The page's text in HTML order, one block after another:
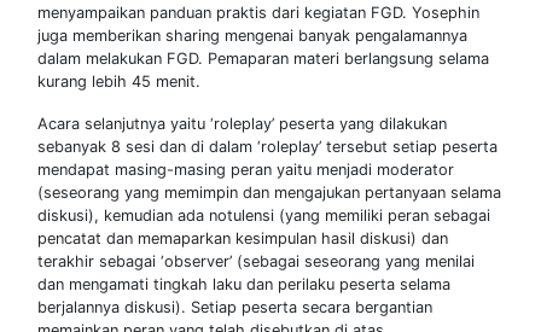
menyampaikan panduan praktis dari kegiatan FGD. Yosephin
juga memberikan sharing mengenai banyak pengalamannya
dalam melakukan FGD. Pemaparan materi berlangsung selama
kurang lebih 45 menit.
Acara selanjutnya yaitu ‘roleplay’ peserta yang dilakukan
sebanyak 8 sesi dan di dalam ‘roleplay’ tersebut setiap peserta
mendapat masing-masing peran yaitu menjadi moderator
(seseorang yang memimpin dan mengajukan pertanyaan selama
diskusi), kemudian ada notulensi (yang memiliki peran sebagai
pencatat dan memaparkan kesimpulan hasil diskusi) dan
terakhir sebagai ‘observer’ (sebagai seseorang yang menilai
dan mengamati tingkah laku dan perilaku peserta selama
berjalannya diskusi). Setiap peserta secara bergantian